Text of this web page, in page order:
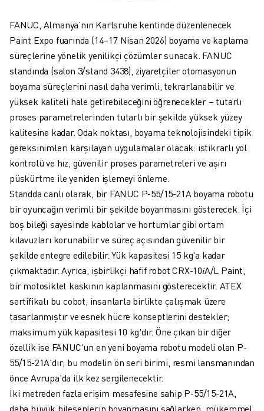
EKLEMLI ROBOTLAR
ARC MATE SERISI
M-900 SERISI
DELTA ROBOTLAR
GIDA VE TEMIZ ODA ROBOTLARI
BOYA ROBOTLARI
PALETLEME ROBOTLARI
SCARA ROBOTLARI
KOMPAKT CNC İŞLEME MERKEZLERI
ROBODRILL BULUCU
ROBODRILL KOMPAKT DIK İŞLEME MERKEZLERI
ROBODRILL DONANIM
ROBODRILL YAZILIMI
ROBODRILL ÖNLEYICI BAKIM
ROBODRILL SÜRDÜRÜLEBILIRLIK
ROBODRILL ROBOT PAKETI
ROBODRILL EĞITIM PAKETI
ELEKTRIKLI PLASTIK ENJEKSIYON MAKINELERI
ROBOSHOT BULUCU
ROBOSHOT ELEKTRIKLI PLASTIK ENJEKSIYON MAKINELERI
ROBOSHOT DONANIM
ROBOSHOT YAZILIM
ROBOSHOT SÜRDÜRÜLEBİLİRLİK
ROBOSHOT ROBOT PAKETI
ROBOSHOT ÖNLEYICI BAKIM
ROBOSHOT TOPLAM SAHIP OLMA MALIYETI
FANUC, Almanya’nın Karlsruhe kentinde düzenlenecek
Paint Expo fuarında (14–17 Nisan 2026) boyama ve kaplama
süreçlerine yönelik yenilikçi çözümler sunacak. FANUC
standında (salon 3/stand 3438), ziyaretçiler otomasyonun
boyama süreçlerini nasıl daha verimli, tekrarlanabilir ve
yüksek kaliteli hale getirebileceğini öğrenecekler – tutarlı
proses parametrelerinden tutarlı bir şekilde yüksek yüzey
kalitesine kadar. Odak noktası, boyama teknolojisindeki tipik
gereksinimleri karşılayan uygulamalar olacak: istikrarlı yol
kontrolü ve hız, güvenilir proses parametreleri ve aşırı
püskürtme ile yeniden işlemeyi önleme.
Standda canlı olarak, bir FANUC P-55/15-21A boyama robotu
bir oyuncağın verimli bir şekilde boyanmasını gösterecek. İçi
boş bileği sayesinde kablolar ve hortumlar gibi ortam
kılavuzları korunabilir ve süreç açısından güvenilir bir
şekilde entegre edilebilir. Yük kapasitesi 15 kg'a kadar
çıkmaktadır. Ayrıca, işbirlikçi hafif robot CRX-10𝑖A/L Paint,
bir motosiklet kaskının kaplanmasını gösterecektir. ATEX
sertifikalı bu cobot, insanlarla birlikte çalışmak üzere
tasarlanmıştır ve esnek hücre konseptlerini destekler;
maksimum yük kapasitesi 10 kg'dır. Öne çıkan bir diğer
özellik ise FANUC'un en yeni boyama robotu modeli olan P-
55/15-21A'dır; bu modelin ön seri birimi, resmi lansmanından
önce Avrupa'da ilk kez sergilenecektir.
İki metreden fazla erişim mesafesine sahip P-55/15-21A,
daha büyük bileşenlerin boyanmasını sağlarken, mükemmel